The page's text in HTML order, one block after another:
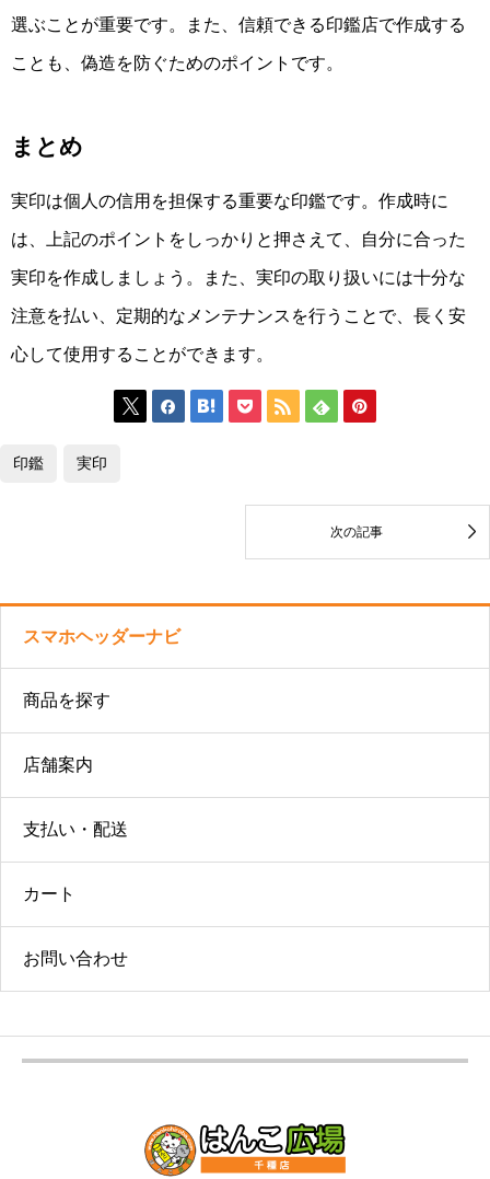
選ぶことが重要です。また、信頼できる印鑑店で作成する
ことも、偽造を防ぐためのポイントです。
まとめ
実印は個人の信用を担保する重要な印鑑です。作成時に
は、上記のポイントをしっかりと押さえて、自分に合った
実印を作成しましょう。また、実印の取り扱いには十分な
注意を払い、定期的なメンテナンスを行うことで、長く安
心して使用することができます。
      
印鑑 実印
次の記事 
スマホヘッダーナビ
商品を探す
店舗案内
支払い・配送
カート
お問い合わせ